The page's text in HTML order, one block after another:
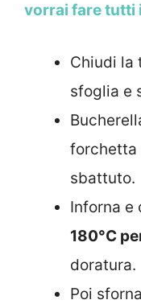
vorrai fare tutti
Chiudi la
sfoglia e
forchetta
sbattuto.
Inforna e
180°C
doratura.
Poi